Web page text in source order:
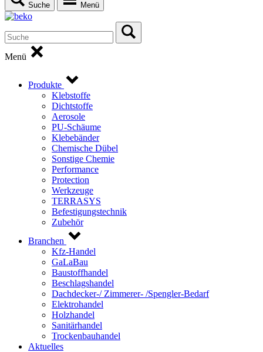
Suche Menü
Menü
Produkte
Klebstoffe
Dichtstoffe
Aerosole
PU-Schäume
Klebebänder
Chemische Dübel
Sonstige Chemie
Performance
Protection
Werkzeuge
TERRASYS
Befestigungstechnik
Zubehör
Branchen
Kfz-Handel
GaLaBau
Baustoffhandel
Beschlagshandel
Dachdecker-/ Zimmerer- /Spengler-Bedarf
Elektrohandel
Holzhandel
Sanitärhandel
Trockenbauhandel
Aktuelles